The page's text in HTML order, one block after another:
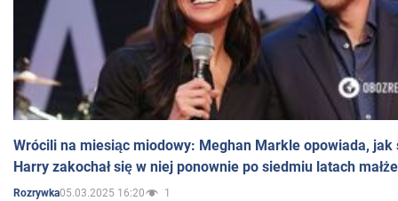
Wrócili na miesiąc miodowy: Meghan Markle opowiada, jak
Harry zakochał się w niej ponownie po siedmiu latach
Rozrywka05.03.2025 16:20 1